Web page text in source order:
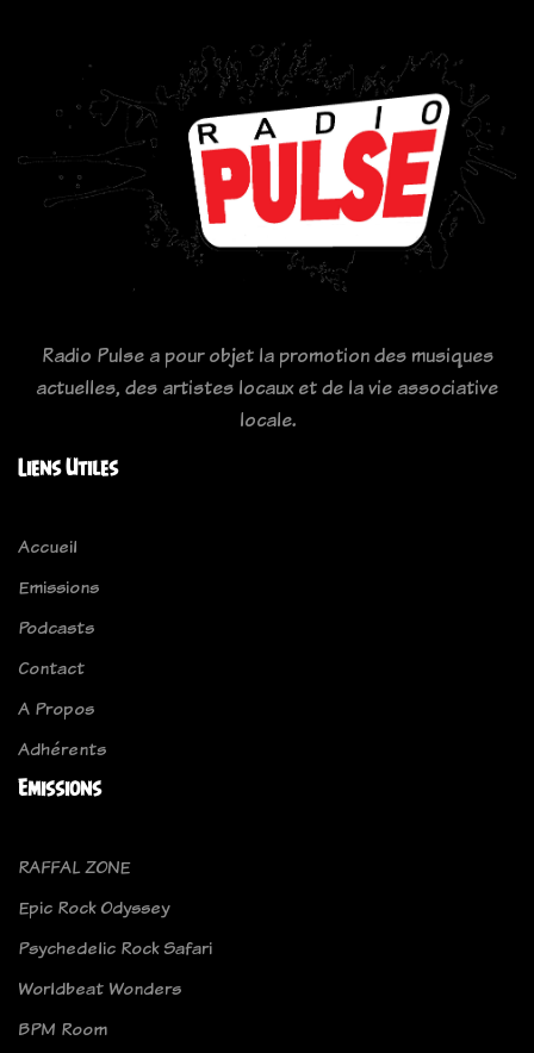
Radio Pulse a pour objet la promotion des musiques
actuelles, des artistes locaux et de la vie associative
locale.
Liens Utiles
Accueil
Emissions
Podcasts
Contact
A Propos
Adhérents
Emissions
RAFFAL ZONE
Epic Rock Odyssey
Psychedelic Rock Safari
Worldbeat Wonders
BPM Room